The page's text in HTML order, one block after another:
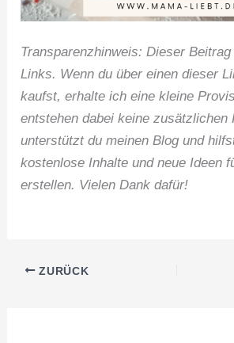
Transparenzhinweis: Dieser
Links. Wenn du über einen dieser
kaufst, erhalte ich eine kleine
entstehen dabei keine zusätzlichen
unterstützt du meinen Blog und
kostenlose Inhalte und neue Ideen
erstellen. Vielen Dank dafür!
ZURÜCK